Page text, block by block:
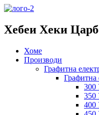
Хебеи Хеки
Хоме
Производи
Графитна
Графитна
300
350
400